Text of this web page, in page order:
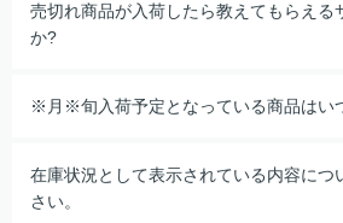
売切れ商品が入荷したら教えてもらえる
か?
※月※旬入荷予定となっている商品はい
在庫状況として表示されている内容につ
さい。